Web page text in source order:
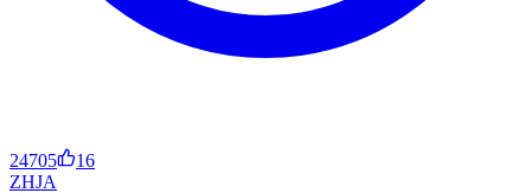
24705
16
ZHJA